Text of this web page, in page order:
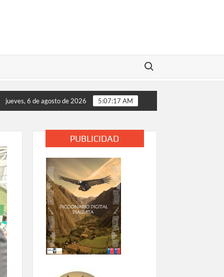
Buscar:
de las comunidades educativas rurales de Vallenar y Alto
jueves, 6 de agosto de 2026 5:07:18 AM
PUBLICIDAD